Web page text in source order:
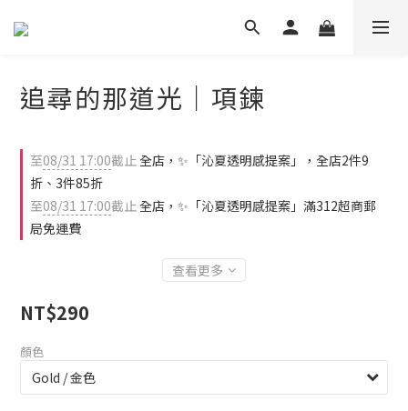
追尋的那道光｜項鍊
至08/31 17:00截止全店，✨「沁夏透明感提案」，全店2件9
折、3件85折
至08/31 17:00截止全店，✨「沁夏透明感提案」滿312超商郵
局免運費
查看更多
NT$290
顏色